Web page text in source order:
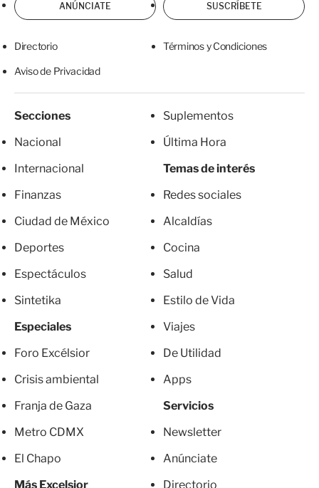
ANÚNCIATE SUSCRÍBETE
Directorio Términos y Condiciones
Aviso de Privacidad
Secciones
Nacional
Internacional
Finanzas
Ciudad de México
Deportes
Espectáculos
Sintetika
Especiales
Foro Excélsior
Crisis ambiental
Franja de Gaza
Metro CDMX
El Chapo
Más Excelsior
Suplementos
Última Hora
Temas de interés
Redes sociales
Alcaldías
Cocina
Salud
Estilo de Vida
Viajes
De Utilidad
Apps
Servicios
Newsletter
Anúnciate
Directorio